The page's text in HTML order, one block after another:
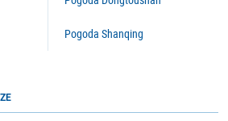
Pogoda Shanqing